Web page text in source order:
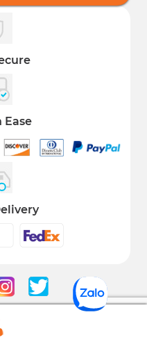
Ease
RESERVED IMATS